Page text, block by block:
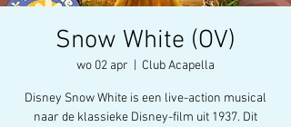
Snow White (OV)
wo 02 apr Club Acapella
Disney Snow White is een live-action musical
naar de klassieke Disney-film uit 1937. Dit